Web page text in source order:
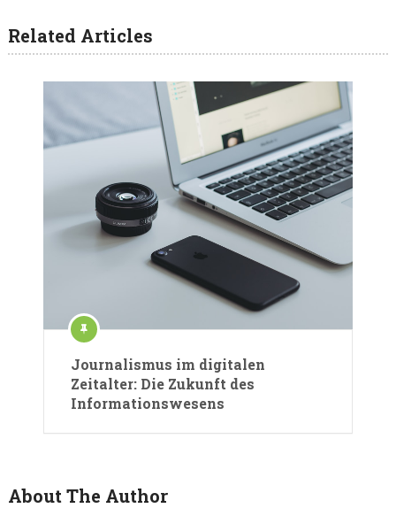
Related Articles
Journalismus im digitalen
Zeitalter: Die Zukunft des
Informationswesens
About The Author